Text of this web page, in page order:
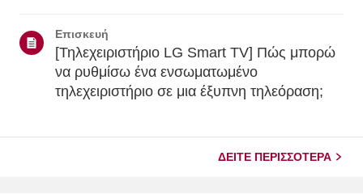
καθυστέρηση ήχου (καθυστέρηση) επειδή ητηλεό...
Επισκευή
[Τηλεχειριστήριο LG Smart TV] Πώς μπορώ
να ρυθμίσω ένα ενσωματωμένο
τηλεχειριστήριο σε μια έξυπνη τηλεόραση;
ΔΕΊΤΕ ΠΕΡΙΣΣΌΤΕΡΑ